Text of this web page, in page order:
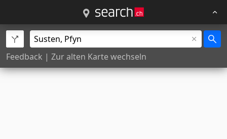
Feedback | Zur alten Karte wechseln